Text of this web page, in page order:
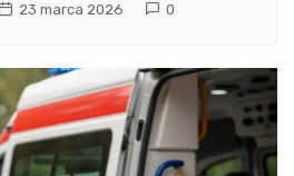
23 marca 2026 0